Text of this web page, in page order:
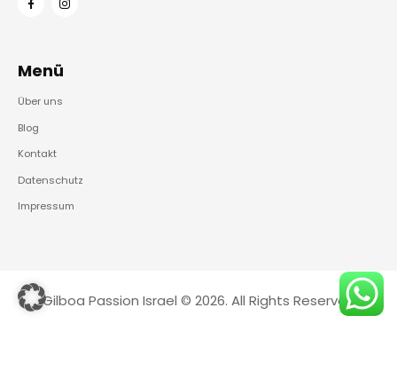
Menü
Über uns
Blog
Kontakt
Datenschutz
Impressum
Gilboa Passion Israel © 2026. All Rights Reserved